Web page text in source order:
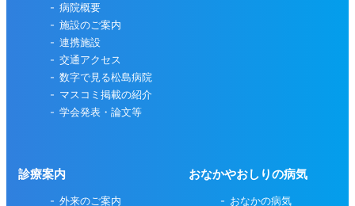
病院概要
施設のご案内
連携施設
交通アクセス
数字で見る松島病院
マスコミ掲載の紹介
学会発表・論文等
診療案内
外来のご案内
おなかやおしりの病気
おなかの病気